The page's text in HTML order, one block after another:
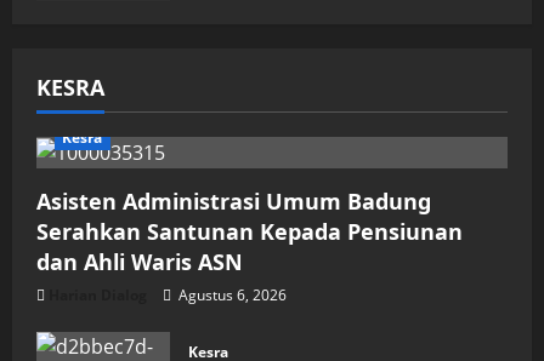
KESRA
Kesra
Asisten Administrasi Umum Badung
Serahkan Santunan Kepada Pensiunan
dan Ahli Waris ASN
Agustus 6, 2026
Kesra